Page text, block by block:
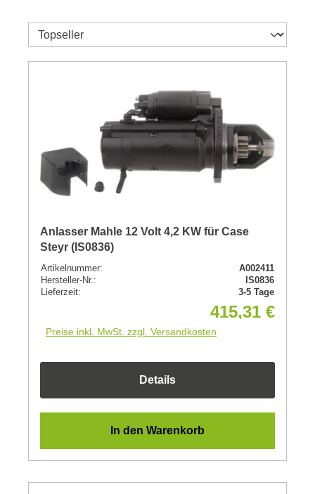
Anlasser Mahle 12 Volt 4,2 KW für Case
Steyr (IS0836)
Artikelnummer:
A002411
Hersteller-Nr.:
IS0836
Lieferzeit:
3-5 Tage
415,31 €
Preise inkl. MwSt. zzgl. Versandkosten
Details
In den Warenkorb